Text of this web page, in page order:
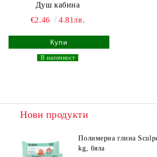
Душ кабина
€2.46
4.81лв.
В наличност
Нови продукти
Полимерна глина
kg, бяла